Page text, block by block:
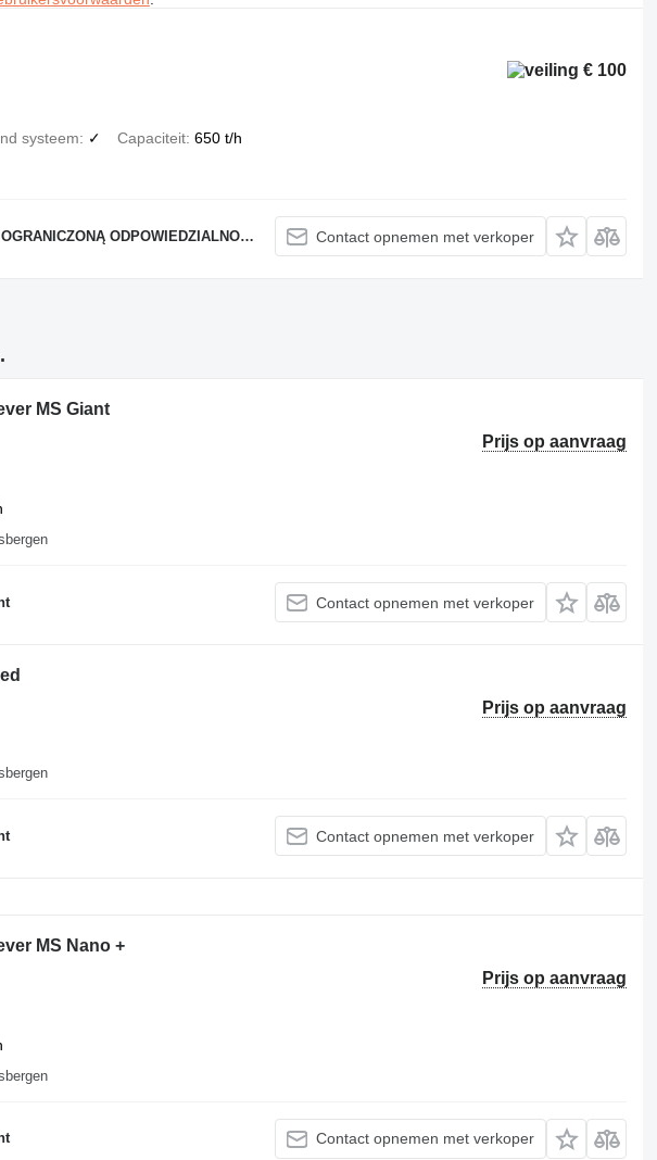
€ 100
systeem ✓ Capaciteit 650 t/h
ODPOWIEDZIALNOŚCIĄ Contact opnemen met verkoper
MS Giant
Prijs op aanvraag
Contact opnemen met verkoper
Prijs op aanvraag
Contact opnemen met verkoper
MS Nano +
Prijs op aanvraag
Contact opnemen met verkoper